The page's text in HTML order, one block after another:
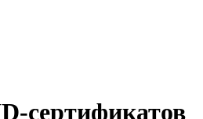
сертификатов